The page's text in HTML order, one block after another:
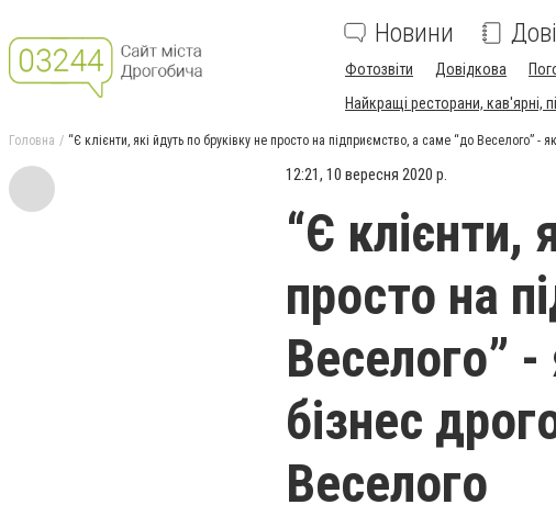
Новини
Фотозвіти Довідкова
Найкращі ресторани, кав'ярні,
Головна “Є клієнти, які йдуть по бруківку не просто на підприємство, а саме “до Веселого”
12:21, 10 вересня 2020 р.
“Є клієнти,
просто на
Веселого”
бізнес
Веселого